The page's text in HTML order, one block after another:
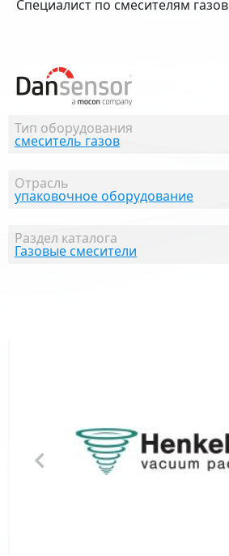
Тип оборудования
смеситель газов
Отрасль
упаковочное оборудование
Раздел каталога
Газовые смесители
Специалист по смесителям газов